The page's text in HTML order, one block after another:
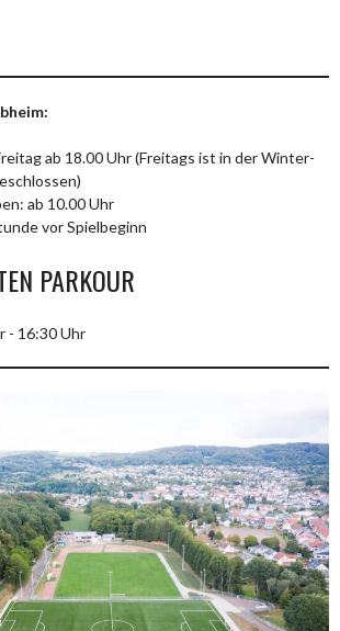
ab 18.00 Uhr (Freitags ist in der Winter-
ab 10.00 Uhr
vor Spielbeginn
PARKOUR
- 16:30 Uhr